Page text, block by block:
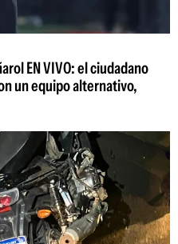
EN VIVO: el ciudadano
un equipo alternativo,